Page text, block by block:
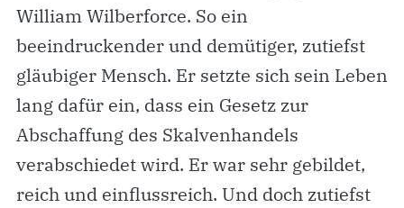
William Wilberforce. So ein
beeindruckender und demütiger, zutiefst
gläubiger Mensch. Er setzte sich sein Leben
lang dafür ein, dass ein Gesetz zur
Abschaffung des Skalvenhandels
verabschiedet wird. Er war sehr gebildet,
reich und einflussreich. Und doch zutiefst